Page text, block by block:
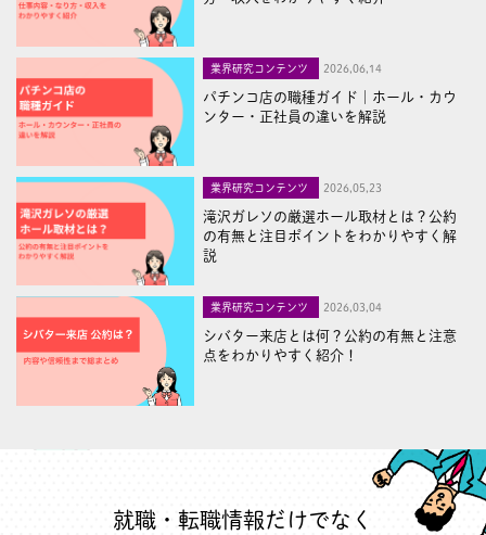
業界研究コンテンツ 2026,06,14
パチンコ店の職種ガイド｜ホール・カウ
ンター・正社員の違いを解説
業界研究コンテンツ 2026,05,23
滝沢ガレソの厳選ホール取材とは？公約
の有無と注目ポイントをわかりやすく解
説
業界研究コンテンツ 2026,03,04
シバター来店とは何？公約の有無と注意
点をわかりやすく紹介！
就職・転職情報だけでなく